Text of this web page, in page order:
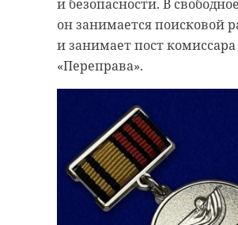
и безопасности. В
он занимается поисковой
и занимает пост комиссара
«Переправа».
Фото: Объединенная пресс-
судов Санкт-Петербурга
депутат закса
незаконная добыча леса
Поделиться